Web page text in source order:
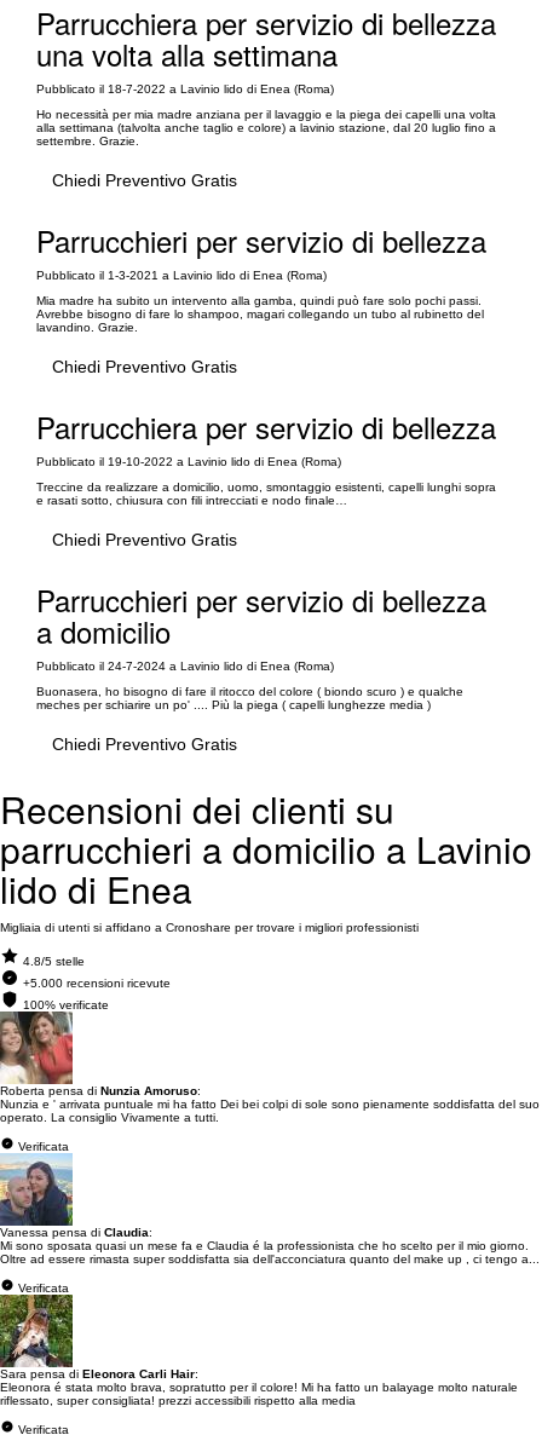
Parrucchiera per servizio di bellezza
una volta alla settimana
Pubblicato il 18-7-2022 a Lavinio lido di Enea (Roma)
Ho necessità per mia madre anziana per il lavaggio e la piega dei capelli una volta
alla settimana (talvolta anche taglio e colore) a lavinio stazione, dal 20 luglio fino a
settembre. Grazie.
Chiedi Preventivo Gratis
Parrucchieri per servizio di bellezza
Pubblicato il 1-3-2021 a Lavinio lido di Enea (Roma)
Mia madre ha subito un intervento alla gamba, quindi può fare solo pochi passi.
Avrebbe bisogno di fare lo shampoo, magari collegando un tubo al rubinetto del
lavandino. Grazie.
Chiedi Preventivo Gratis
Parrucchiera per servizio di bellezza
Pubblicato il 19-10-2022 a Lavinio lido di Enea (Roma)
Treccine da realizzare a domicilio, uomo, smontaggio esistenti, capelli lunghi sopra
e rasati sotto, chiusura con fili intrecciati e nodo finale…
Chiedi Preventivo Gratis
Parrucchieri per servizio di bellezza
a domicilio
Pubblicato il 24-7-2024 a Lavinio lido di Enea (Roma)
Buonasera, ho bisogno di fare il ritocco del colore ( biondo scuro ) e qualche
meches per schiarire un po' .... Più la piega ( capelli lunghezze media )
Chiedi Preventivo Gratis
Recensioni dei clienti su
parrucchieri a domicilio a Lavinio
lido di Enea
Migliaia di utenti si affidano a Cronoshare per trovare i migliori professionisti
4.8/5 stelle
+5.000 recensioni ricevute
100% verificate
Roberta pensa di Nunzia Amoruso:
Nunzia e ' arrivata puntuale mi ha fatto Dei bei colpi di sole sono pienamente soddisfatta del suo
operato. La consiglio Vivamente a tutti.
Verificata
Vanessa pensa di Claudia:
Mi sono sposata quasi un mese fa e Claudia é la professionista che ho scelto per il mio giorno.
Oltre ad essere rimasta super soddisfatta sia dell'acconciatura quanto del make up , ci tengo a...
Verificata
Sara pensa di Eleonora Carli Hair:
Eleonora é stata molto brava, sopratutto per il colore! Mi ha fatto un balayage molto naturale
riflessato, super consigliata! prezzi accessibili rispetto alla media
Verificata